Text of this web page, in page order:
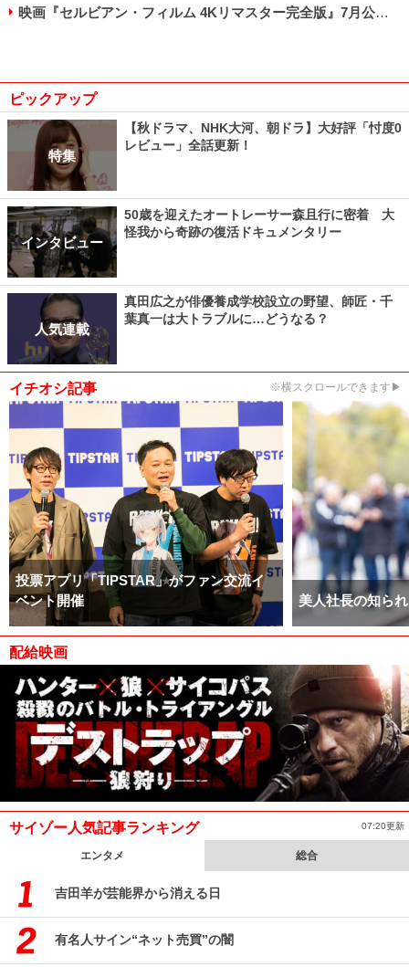
映画『セルビアン・フィルム 4Kリマスター完全版』7月公開決定！
ピックアップ
特集
【秋ドラマ、NHK大河、朝ドラ】大好評「忖度0
レビュー」全話更新！
インタビュー
50歳を迎えたオートレーサー森且行に密着 大
怪我から奇跡の復活ドキュメンタリー
人気連載
真田広之が俳優養成学校設立の野望、師匠・千
葉真一は大トラブルに…どうなる？
イチオシ記事 ※横スクロールできます▶
投票アプリ「TIPSTAR」がファン交流イ
ベント開催
美人社長の知ら
配給映画
サイゾー人気記事ランキング 07:20更新
エンタメ 総合
吉田羊が芸能界から消える日
有名人サイン“ネット売買”の闇